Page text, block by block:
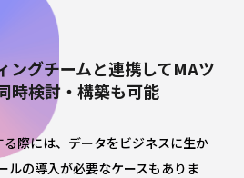
ングチームと連携してMAツ
時検討・構築も可能
際には、データをビジネスに生か
ルの導入が必要なケースもありま